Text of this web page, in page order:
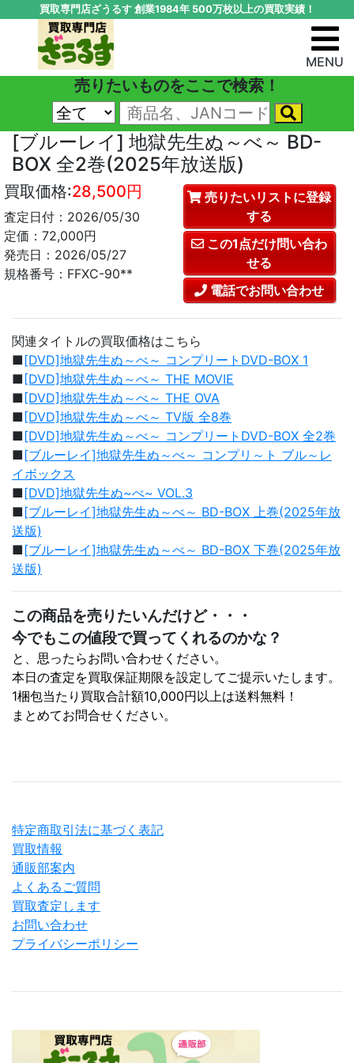
買取専門店ざうるす 創業1984年 500万枚以上の買取実績！
MENU
売りたいものをここで検索！
[ブルーレイ] 地獄先生ぬ～べ～ BD-
BOX 全2巻(2025年放送版)
買取価格:28,500円
査定日付：2026/05/30
定価：72,000円
発売日：2026/05/27
規格番号：FFXC-90**
売りたいリストに登録
する
この1点だけ問い合わ
せる
電話でお問い合わせ
関連タイトルの買取価格はこちら
■[DVD]地獄先生ぬ～べ～ コンプリートDVD-BOX 1
■ [DVD]地獄先生ぬ～べ～ THE MOVIE
■ [DVD]地獄先生ぬ～べ～ THE OVA
■ [DVD]地獄先生ぬ～べ～ TV版 全8巻
■[DVD]地獄先生ぬ～べ～ コンプリートDVD-BOX 全2巻
■[ブルーレイ]地獄先生ぬ～べ～ コンプリ～ト ブル～レ
イボックス
■[DVD]地獄先生ぬ~べ~ VOL.3
■[ブルーレイ]地獄先生ぬ～べ～ BD-BOX 上巻(2025年放
送版)
■[ブルーレイ]地獄先生ぬ～べ～ BD-BOX 下巻(2025年放
送版)
この商品を売りたいんだけど・・・
今でもこの値段で買ってくれるのかな？
と、思ったらお問い合わせください。
本日の査定を買取保証期限を設定してご提示いたします。
1梱包当たり買取合計額10,000円以上は送料無料！
まとめてお問合せください。
特定商取引法に基づく表記
買取情報
通販部案内
よくあるご質問
買取査定します
お問い合わせ
プライバシーポリシー